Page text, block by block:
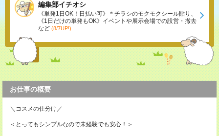
編集部イチオシ
《単発1日OK！日払い可》＊チラシのモクモクシール貼り、
《1日だけの単発もOK》イベントや展示会場での設営・撤去
など (8/7UP!)
お仕事の概要
＼コスメの仕分け／
＜とってもシンプルなので未経験でも安心！＞